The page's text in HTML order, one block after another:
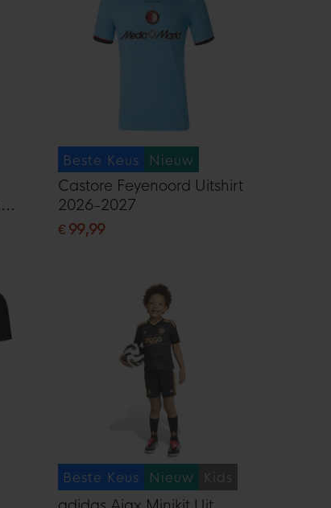
Beste Keus Nieuw
Castore Feyenoord Uitshirt
2026-2027
€ 99,99
Beste Keus Nieuw Kids